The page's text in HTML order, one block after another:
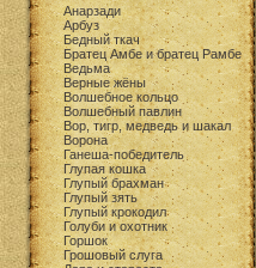
Анарзади
Арбуз
Бедный ткач
Братец Амбе и братец Рамбе
Ведьма
Верные жёны
Волшебное кольцо
Волшебный павлин
Вор, тигр, медведь и шакал
Ворона
Ганеша-победитель
Глупая кошка
Глупый брахман
Глупый зять
Глупый крокодил
Голуби и охотник
Горшок
Грошовый слуга